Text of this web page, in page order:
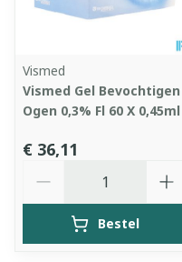
Vismed
Vismed Gel Bevochtigen
Ogen 0,3% Fl 60 X 0,45ml
€ 36,11
Bestel